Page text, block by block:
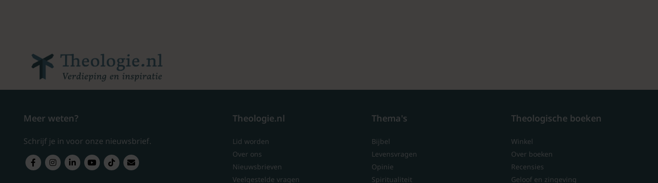
Meer weten?
Schrijf je in voor onze nieuwsbrief.
Theologie.nl
Lid worden
Over ons
Nieuwsbrieven
Veelgestelde vragen
Thema's
Bijbel
Levensvragen
Opinie
Spiritualiteit
Theologische boeken
Winkel
Over boeken
Recensies
Geloof en zingeving